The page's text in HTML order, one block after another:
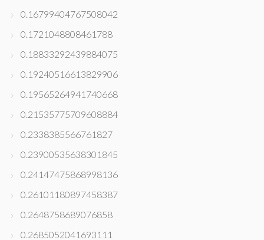
0.16799404767508042
0.1721048808461788
0.18833292439884075
0.19240516613829906
0.19565264941740668
0.21535775709608884
0.2338385566761827
0.23900535638301845
0.24147475868998136
0.26101180897458387
0.2648758689076858
0.2685052041693111